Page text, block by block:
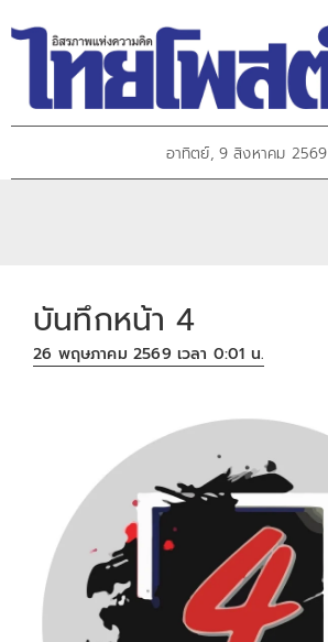
อาทิตย์, 9 สิงหาคม 2569
บันทึกหน้า 4
26 พฤษภาคม 2569 เวลา 0:01 น.